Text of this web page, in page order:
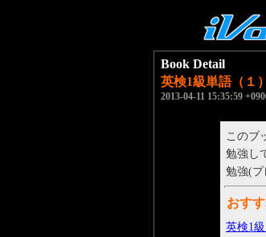
Book Detail
英検1級単語（１）
2013-04-11 15:35:59
このブ
勉強し
勉強(プ
おす
英検1